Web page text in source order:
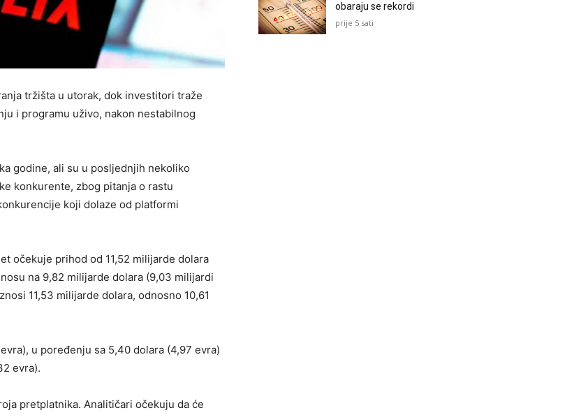
tržišta u utorak, dok investitori traže
i programu uživo, nakon nestabilnog
godine, ali su u posljednjih nekoliko
konkurente, zbog pitanja o rastu
koji dolaze od platformi
očekuje prihod od 11,52 milijarde dolara
na 9,82 milijarde dolara (9,03 milijardi
11,53 milijarde dolara, odnosno 10,61
u poređenju sa 5,40 dolara (4,97 evra)
evra).
pretplatnika. Analitičari očekuju da će
obaraju se rekordi
prije 5 sati